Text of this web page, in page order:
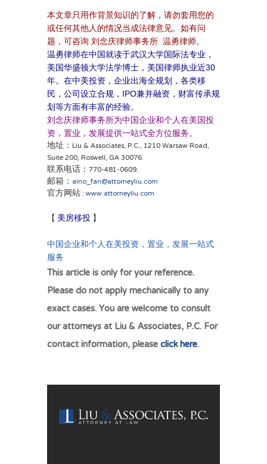
本文章只用作背景知识的了解，请勿套用您的
或任何其他人的情况当成法律意见。如有问
题，可咨询 刘念庆律师事务所 温勇律师。
温勇律师在中国就读于武汉大学国际法专业，
美国华盛顿大学法学博士，美国律师执业近30
年。在中美投资，企业出海全规划，各类移
民，公司设立合规，IPO兼并融资，财富传承规
划等方面有丰富的经验。
刘念庆律师事务所为中国企业和个人在美国投
资，置业，发展提供一站式全方位服务。
地址：Liu & Associates, P.C., 1210 Warsaw Road,
Suite 200, Roswell, GA 30076.
联系电话：770-481-0609.
邮箱： aino_fan@attorneyliu.com
官方网站 :www.attorneyliu.com
【 美房移投 】
中国企业和个人在美投资，置业，发展一站式
服务
This article is only for your reference.
Please do not apply mechanically to any
exact cases. You are welcome to consult
our attorneys at Liu & Associates, P.C. For
contact information, pleaseclick here.